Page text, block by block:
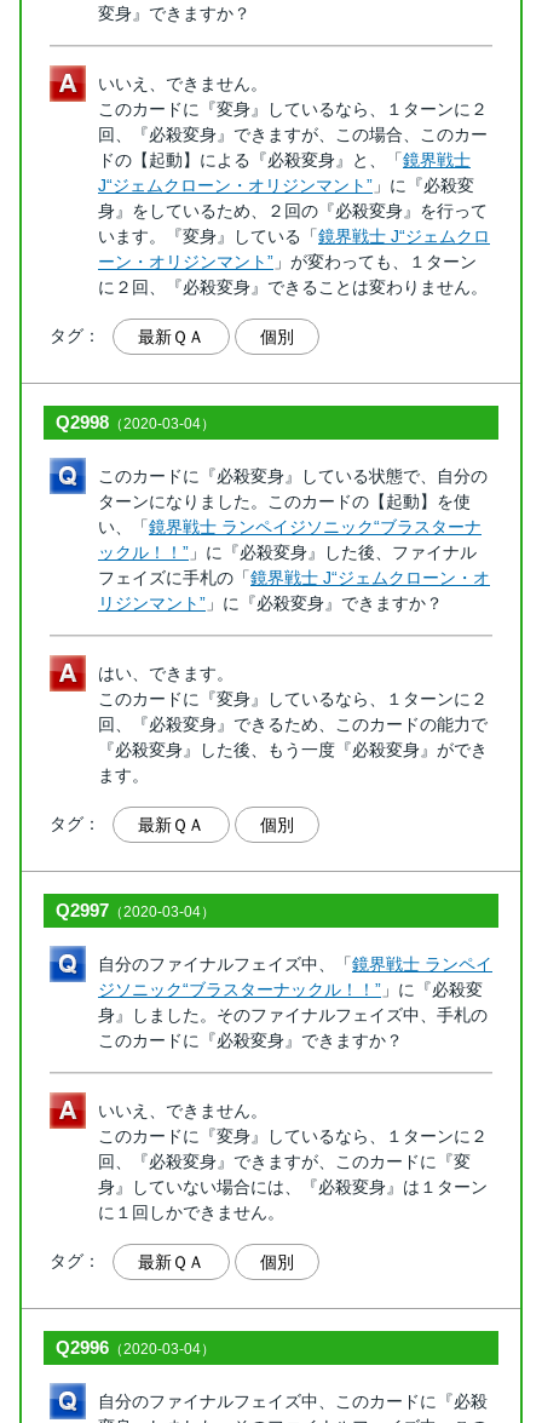
変身』できますか？
いいえ、できません。
このカードに『変身』しているなら、１ターンに２
回、『必殺変身』できますが、この場合、このカー
ドの【起動】による『必殺変身』と、「鏡界戦士
J“ジェムクローン・オリジンマント” 」に『必殺変
身』をしているため、２回の『必殺変身』を行って
います。『変身』している「鏡界戦士 J“ジェムクロ
ーン・オリジンマント” 」が変わっても、１ターン
に２回、『必殺変身』できることは変わりません。
タグ： 最新ＱＡ 個別
Q2998 （2020-03-04）
このカードに『必殺変身』している状態で、自分の
ターンになりました。このカードの【起動】を使
い、「鏡界戦士 ランペイジソニック“ブラスターナ
ックル！！” 」に『必殺変身』した後、ファイナル
フェイズに手札の「鏡界戦士 J“ジェムクローン・オ
リジンマント” 」に『必殺変身』できますか？
はい、できます。
このカードに『変身』しているなら、１ターンに２
回、『必殺変身』できるため、このカードの能力で
『必殺変身』した後、もう一度『必殺変身』ができ
ます。
タグ： 最新ＱＡ 個別
Q2997 （2020-03-04）
自分のファイナルフェイズ中、「鏡界戦士 ランペイ
ジソニック“ブラスターナックル！！” 」に『必殺変
身』しました。そのファイナルフェイズ中、手札の
このカードに『必殺変身』できますか？
いいえ、できません。
このカードに『変身』しているなら、１ターンに２
回、『必殺変身』できますが、このカードに『変
身』していない場合には、『必殺変身』は１ターン
に１回しかできません。
タグ： 最新ＱＡ 個別
Q2996 （2020-03-04）
自分のファイナルフェイズ中、このカードに『必殺